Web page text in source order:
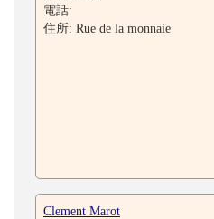
電話:
住所: Rue de la monnaie
Clement Marot